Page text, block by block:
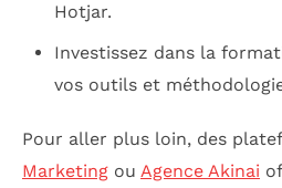
Hotjar.
Investissez dans la
vos outils et
Pour aller plus loin, des
Marketing ou Agence Akinai